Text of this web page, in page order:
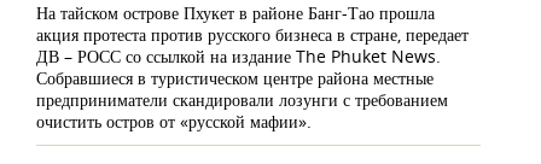
На тайском острове Пхукет в районе Банг-Тао прошла
акция протеста против русского бизнеса в стране, передает
ДВ – РОСС со ссылкой на издание The Phuket News.
Собравшиеся в туристическом центре района местные
предприниматели скандировали лозунги с требованием
очистить остров от «русской мафии».